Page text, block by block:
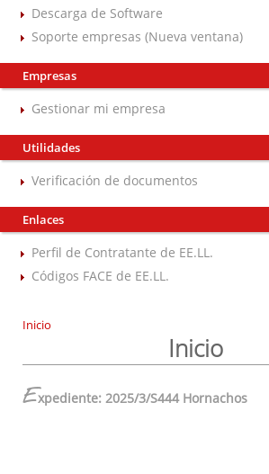
Descarga de Software
Soporte empresas (Nueva ventana)
Empresas
Gestionar mi empresa
Utilidades
Verificación de documentos
Enlaces
Perfil de Contratante de EE.LL.
Códigos FACE de EE.LL.
Inicio
Inicio
Expediente: 2025/3/S444 Hornachos